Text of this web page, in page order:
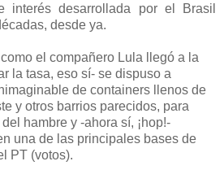
interés desarrollada por el Brasil
desde ya.
el compañero Lula llegó a la
la tasa, eso sí- se dispuso a
de containers llenos de
y otros barrios parecidos, para
hambre y -ahora sí, ¡hop!-
una de las principales bases de
PT (votos).